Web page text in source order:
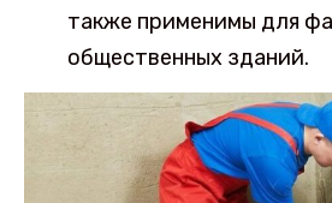
также применимы для
общественных зданий.